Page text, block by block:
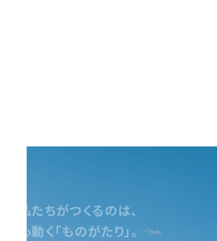
私たちがつくるのは、
心動く「ものがたり」。